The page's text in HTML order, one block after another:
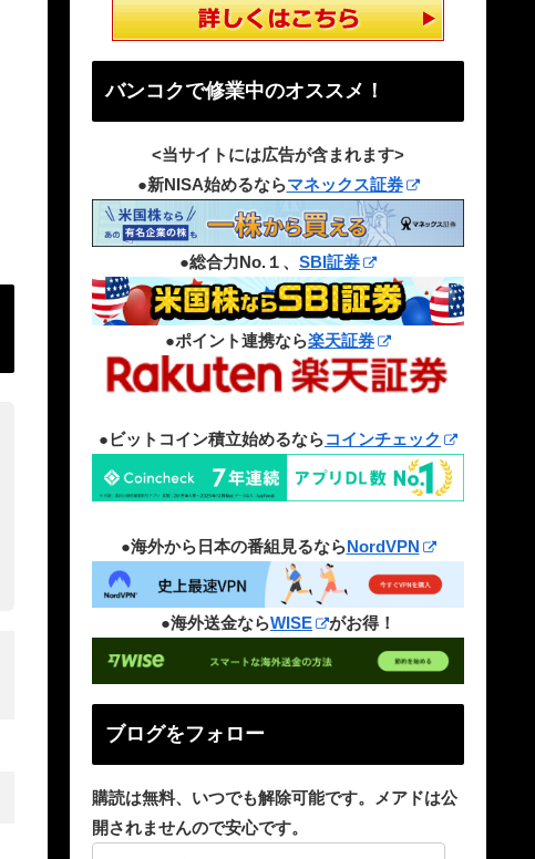
バンコクで修業中のオススメ！
<当サイトには広告が含まれます>
●新NISA始めるならマネックス証券
●総合力No.１、 SBI証券
●ポイント連携なら楽天証券
●ビットコイン積立始めるならコインチェック
●海外から日本の番組見るならNordVPN
●海外送金ならWISE がお得！
ブログをフォロー
購読は無料、いつでも解除可能です。メアドは公
開されませんので安心です。